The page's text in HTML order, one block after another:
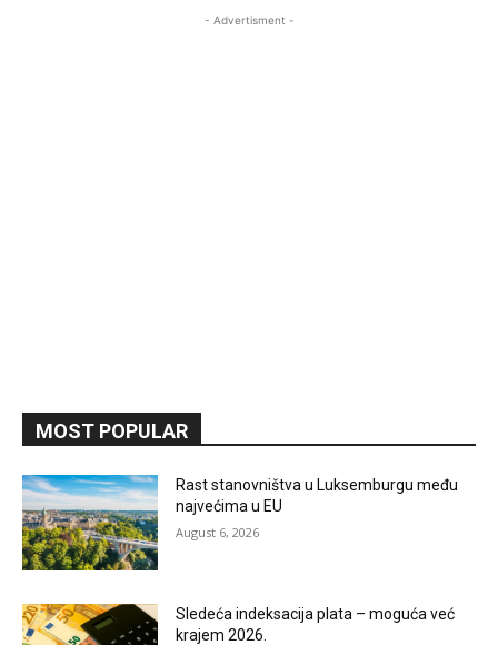
- Advertisment -
MOST POPULAR
Rast stanovništva u Luksemburgu među
najvećima u EU
August 6, 2026
Sledeća indeksacija plata – moguća već
krajem 2026.